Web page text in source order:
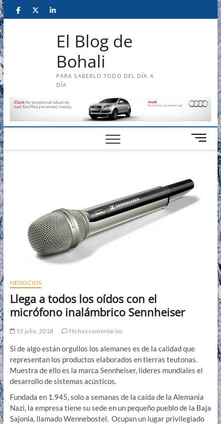
Saltar
al
contenido
# #
El Blog de
Bohali
PARA SABERLO TODO DEL DÍA A
DÍA
B
o
e
NEGOCIOS
Llega a todos los oídos con el
micrófono inalámbrico Sennheiser
15 julio, 2018 No hay comentarios
Si de algo están orgullos los alemanes es de la calidad que
representan los productos elaborados en tierras teutonas.
Muestra de ello es la marca Sennheiser, líderes mundiales el
desarrollo de sistemas acústicos.
Fundada en 1.945, solo a semanas de la caída de la Alemania
Nazi, la empresa tiene su sede en un pequeño pueblo de la Baja
Sajonia, llamado Wennebostel. Ocupan un lugar privilegiado